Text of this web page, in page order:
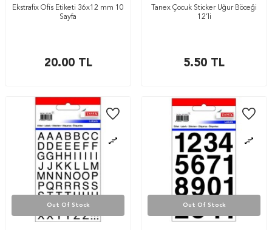
Ekstrafix Ofis Etiketi 36x12 mm 10
Sayfa
20.00TL
Tanex Çocuk Sticker Uğur Böceği
12’li
5.50 TL
Out Of Stock Out Of Stock